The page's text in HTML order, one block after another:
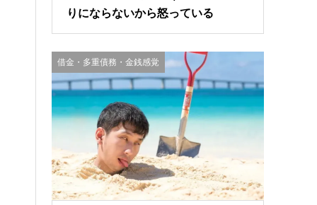
りにならないから怒っている
借金・多重債務・金銭感覚